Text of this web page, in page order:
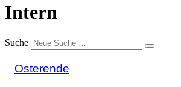
Intern
Suche
Osterende